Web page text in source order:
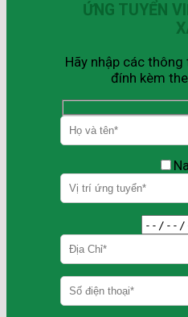
ỨNG TUYỂN
Hãy nhập các
đính kèm